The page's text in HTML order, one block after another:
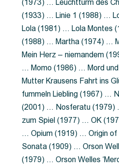
(1973) … Leuchtturm des
(1933) … Linie 1 (1988) …
Lola (1981) … Lola Montes
(1988) … Martha (1974) …
Mein Herz – niemandem
… Momo (1986) … Mord
Mutter Krausens Fahrt ins
fummeln Liebling (1967) …
(2001) … Nosferatu (1979)
zum Spiel (1977) … OK
… Opium (1919) … Origin of
Sonata (1909) … Orson
(1979) … Orson Welles